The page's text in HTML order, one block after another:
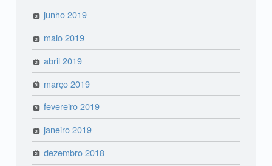
junho 2019
maio 2019
abril 2019
março 2019
fevereiro 2019
janeiro 2019
dezembro 2018